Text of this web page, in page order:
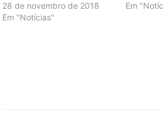
28 de novembro de 2018
Em "Notícias"
Em